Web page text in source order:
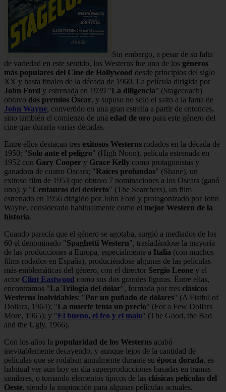
Sin embargo, a pesar de su falta
de variedad en este sentido, los Westerns fue uno de los géneros
más populares del Cine de Hollywood desde principios del siglo
XX y hasta finales de la década de 1960. La película dirigida por
John Ford y estrenada en 1939 "La diligencia" (Stagecoach)
obtuvo dos premios Óscar, y supuso no solo el salto a la fama de
John Wayne, convertido en una gran estrella a partir de entonces,
sino también el comienzo de una edad de oro para este género del
cine que duraría varias décadas.
Entre ellos destacan tres exitosos Westerns rodados en la década de
1950: "Solo ante el peligro" (High Noon), película estrenada en
1952 con Gary Cooper y Grace Kelly como protagonistas y
ganadora de cuatro Oscars; "Raíces profundas" (Shane), un
exitoso film de 1953 que obtuvo 7 nominaciones a los Oscars (ganó
uno); y "Centauros del desierto" (The Searchers), un film
estrenado en 1956 dirigido por John Ford y protagonizado por John
Wayne, considerado habitualmente como el mejor Western de la
historia.
Cuando parecía que el género se agotaba, surgió a mediados de los
60 el denominado "Spaghetti Western", trasladándose la mayoría
de las producciones a Europa, especialmente a Italia (con muchos
films rodados en España), produciéndose algunas de las películas
más emblemáticas del género, con el director Sergio Leone y el
actor Clint Eastwood como sus dos grandes figuras. Entre ellas,
encontramos "La Trilogía del dólar", formada por tres clásicos
Westerns inolvidables: "Por un puñado de dólares" (A Fistful of
Dollars, 1964); "La muerte tenía un precio" (For a Few Dollars
More, 1965); y "El bueno, el feo y el malo" (The Good, the Bad
and the Ugly, 1966).
Con los años la popularidad de los Westerns acabó
inevitablemente decayendo, y aunque lejos de la cantidad de
películas que se rodaban anualmente durante su época dorada, es
habitual ver aún hoy en día superproducciones basadas en tramas
similares, o tomando elementos típicos de las clásicas películas del
Oeste, siendo la inspiración para algunas películas actuales.